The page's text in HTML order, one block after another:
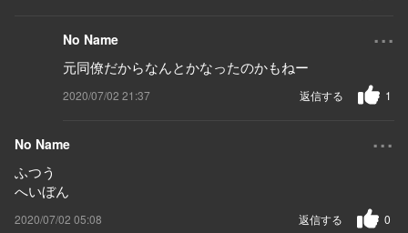
No Name ...
元同僚だからなんとかなったのかもねー
2020/07/02 21:37 1
返信する
No Name ...
ふつう
へいぼん
2020/07/02 05:08 0
返信する